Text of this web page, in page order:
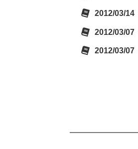
2012/03/14
2012/03/07
2012/03/07